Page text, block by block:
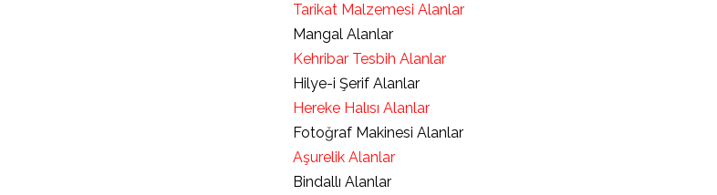
Tarikat Malzemesi Alanlar
Mangal Alanlar
Kehribar Tesbih Alanlar
Hilye-i Şerif Alanlar
Hereke Halısı Alanlar
Fotoğraf Makinesi Alanlar
Aşurelik Alanlar
Bindallı Alanlar